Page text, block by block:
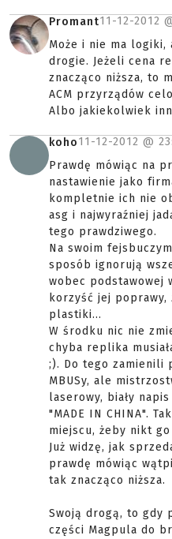
Promant11-12-2012
Może i nie ma logiki,
drogie. Jeżeli cena
znacząco niższa, to
ACM przyrządów
Albo jakiekolwiek
koho11-12-2012 @
Prawdę mówiąc na
nastawienie jako
kompletnie ich nie
asg i najwyraźniej
tego prawdziwego.
Na swoim
sposób ignorują
wobec podstawowej
korzyść jej poprawy,
plastiki...
W środku nic nie
chyba replika
;). Do tego zamienili
MBUSy, ale
laserowy, biały
"MADE IN CHINA".
miejscu, żeby nikt
Już widzę, jak
prawdę mówiąc
tak znacząco niższa.
Swoją drogą, to gdy
części Magpula do